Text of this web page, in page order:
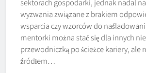
sektorach gospodarki, jednak nadal
wyzwania związane z brakiem
wsparcia czy wzorców do
mentorki można stać się dla innych
przewodniczką po ścieżce kariery, ale
źródłem…